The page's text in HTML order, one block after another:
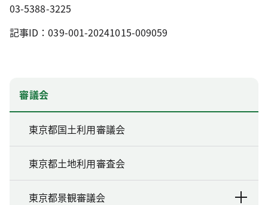
03-5388-3225
記事ID：039-001-20241015-009059
審議会
東京都国土利用審議会
東京都土地利用審査会
東京都景観審議会